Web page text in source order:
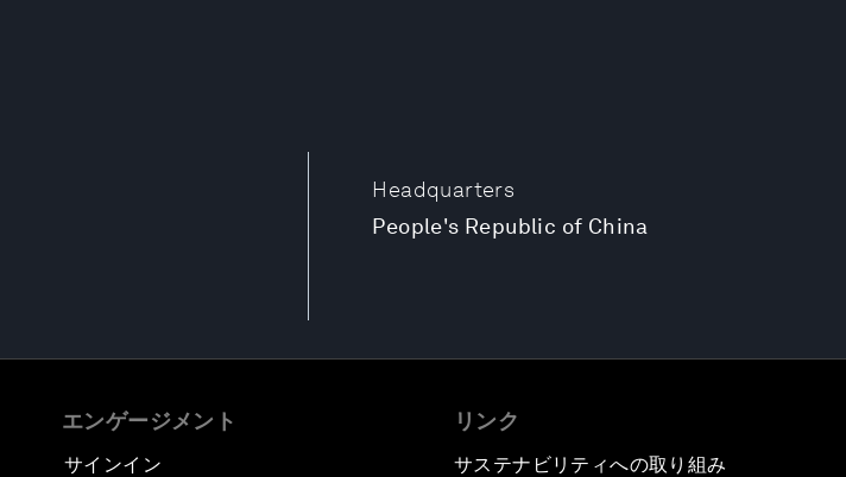
Headquarters
People's Republic of China
エンゲージメント
サインイン
リンク
サステナビリティへの取り組み